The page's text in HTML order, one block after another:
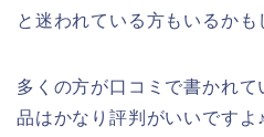
と迷われている方もいるかも
多くの方が口コミで書かれ
品はかなり評判がいいです